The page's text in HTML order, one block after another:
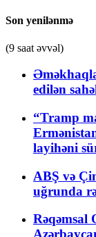
Son yenilənmə
(9 saat əvvəl)
edilən
“Tramp
layihəni
ABŞ və
uğrunda
Rəqəmsal